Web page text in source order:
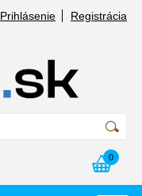
Prihlásenie Registrácia
0